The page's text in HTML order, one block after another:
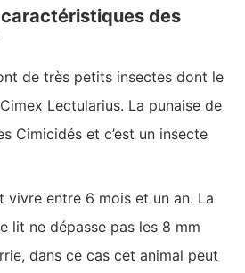
des
de très petits insectes dont le
Lectularius. La punaise de
Cimicidés et c’est un insecte
vivre entre 6 mois et un an. La
lit ne dépasse pas les 8 mm
dans ce cas cet animal peut